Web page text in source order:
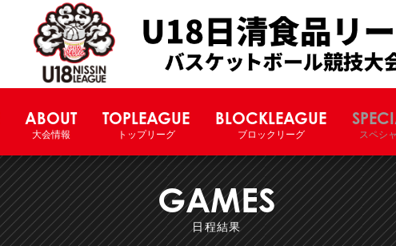
ABOUT
大会情報
TOPLEAGUE
トップリーグ
BLOCKLEAGUE
ブロックリーグ スペシ
GAMES
日程結果